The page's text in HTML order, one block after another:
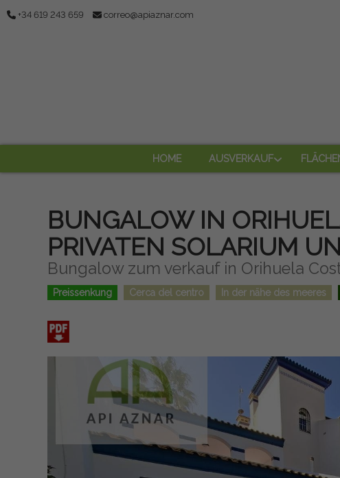
+34 619 243 659 correo@apiaznar.com
HOME AUSVERKAUF
BUNGALOW IN
PRIVATEN SOLARIUM
Bungalow zum verkauf in Orihuela
Preissenkung Cerca del centro In der nähe des meeres